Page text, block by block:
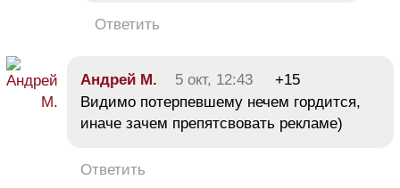
Ответить
Андрей М. 5 окт, 12:43
+15
Видимо потерпевшему нечем гордится,
иначе зачем препятсвовать рекламе)
Ответить